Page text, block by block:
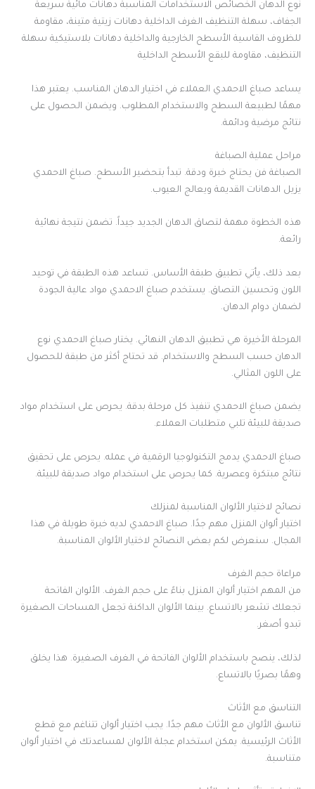
نوع الدهان الخصائص الاستخدامات المناسبة دهانات مائية سريعة
الجفاف، سهلة التنظيف الغرف الداخلية دهانات زيتية متينة، مقاومة
للظروف القاسية الأسطح الخارجية والداخلية دهانات بلاستيكية سهلة
التنظيف، مقاومة للبقع الأسطح الداخلية
يساعد صباغ الاحمدي العملاء في اختيار الدهان المناسب. يعتبر هذا
مهمًا لطبيعة السطح والاستخدام المطلوب. ويضمن الحصول على
نتائج مرضية ودائمة.
مراحل عملية الصباغة
الصباغة فن يحتاج خبرة ودقة. تبدأ بتحضير الأسطح. صباغ الاحمدي
يزيل الدهانات القديمة ويعالج العيوب.
هذه الخطوة مهمة لتصاق الدهان الجديد جيداً. تضمن نتيجة نهائية
رائعة.
بعد ذلك، يأتي تطبيق طبقة الأساس. تساعد هذه الطبقة في توحيد
اللون وتحسين التصاق. يستخدم صباغ الاحمدي مواد عالية الجودة
لضمان دوام الدهان.
المرحلة الأخيرة هي تطبيق الدهان النهائي. يختار صباغ الاحمدي نوع
الدهان حسب السطح والاستخدام. قد تحتاج أكثر من طبقة للحصول
على اللون المثالي.
يضمن صباغ الاحمدي تنفيذ كل مرحلة بدقة. يحرص على استخدام مواد
صديقة للبيئة تلبي متطلبات العملاء.
صباغ الاحمدي يدمج التكنولوجيا الرقمية في عمله. يحرص على تحقيق
نتائج مبتكرة وعصرية. كما يحرص على استخدام مواد صديقة للبيئة.
نصائح لاختيار الألوان المناسبة لمنزلك
اختيار ألوان المنزل مهم جدًا. صباغ الاحمدي لديه خبرة طويلة في هذا
المجال. سنعرض لكم بعض النصائح لاختيار الألوان المناسبة.
مراعاة حجم الغرف
من المهم اختيار ألوان المنزل بناءً على حجم الغرف. الألوان الفاتحة
تجعلك تشعر بالاتساع. بينما الألوان الداكنة تجعل المساحات الصغيرة
تبدو أصغر.
لذلك، ينصح باستخدام الألوان الفاتحة في الغرف الصغيرة. هذا يخلق
وهمًا بصريًا بالاتساع.
التناسق مع الأثاث
تناسق الألوان مع الأثاث مهم جدًا. يجب اختيار ألوان تتناغم مع قطع
الأثاث الرئيسية. يمكن استخدام عجلة الألوان لمساعدتك في اختيار ألوان
متناسبة.